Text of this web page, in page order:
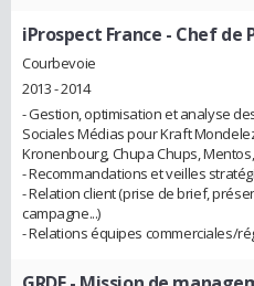
iProspect France - Chef de
Courbevoie
2013 - 2014
- Gestion, optimisation et analyse
Sociales Médias pour Kraft
Kronenbourg, Chupa Chups,
- Recommandations et veilles
- Relation client (prise de brief,
campagne...)
- Relations équipes commerciales/